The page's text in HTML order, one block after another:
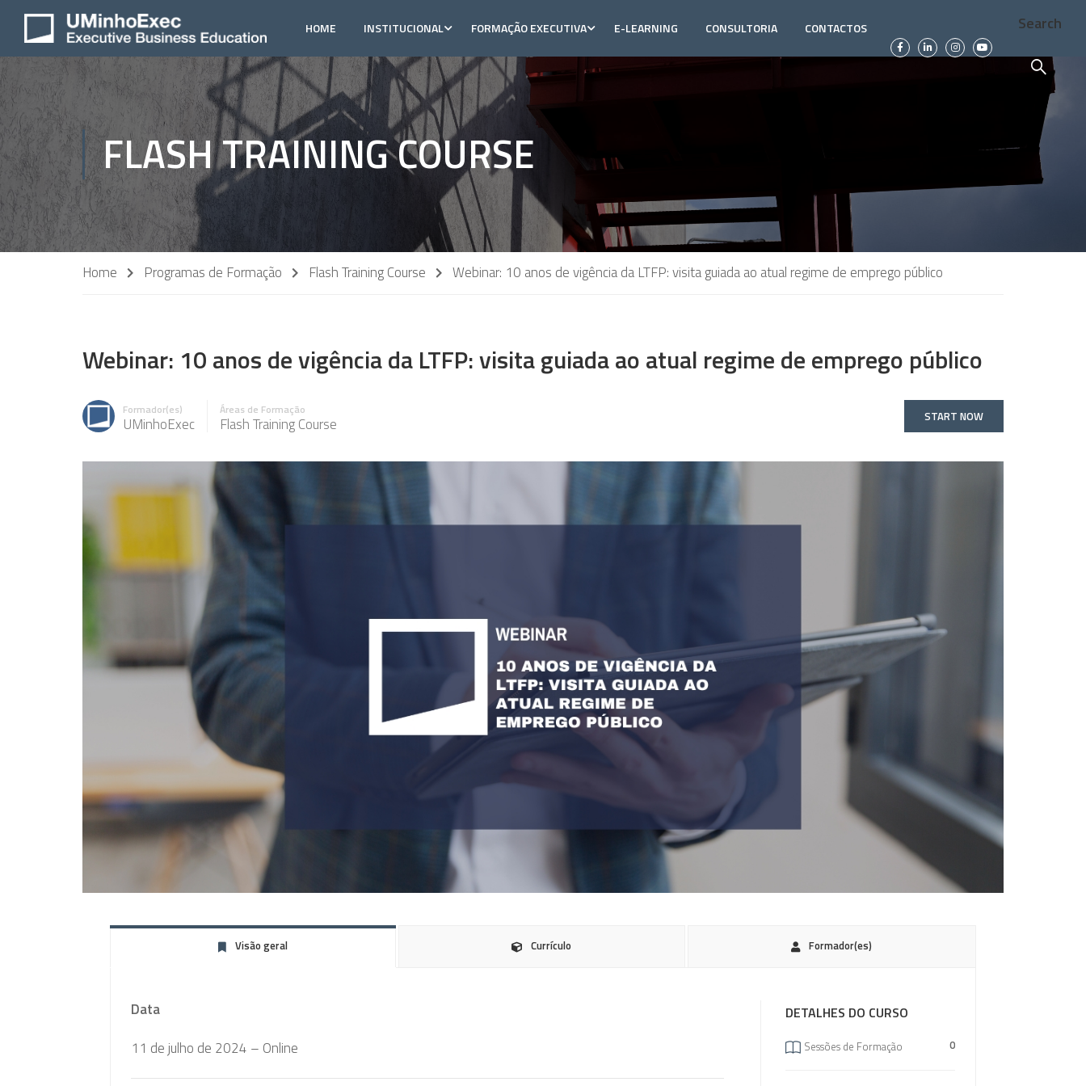
HOME INSTITUCIONAL FORMAÇÃO EXECUTIVA E-LEARNING CONSULTORIA CONTACTOS Search
FLASH TRAINING COURSE
Home Programas de Formação Flash Training Course Webinar: 10 anos de vigência da LTFP: visita guiada ao atual regime de emprego público
Webinar: 10 anos de vigência da LTFP: visita guiada ao atual regime de emprego público
Formador(es)
UMinhoExec
Áreas de Formação
Flash Training Course START NOW
Visão geral Currículo Formador(es)
Data
11 de julho de 2024 – Online
DETALHES DO CURSO
Sessões de Formação 0